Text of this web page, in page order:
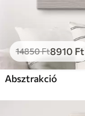
14850Ft8910 Ft
Absztrakció